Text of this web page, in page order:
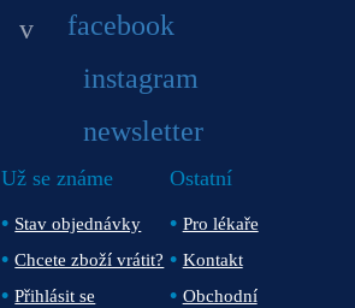
facebook
instagram
newsletter
Už se známe
Stav objednávky
Chcete zboží vrátit?
Přihlásit se
Ostatní
Pro lékaře
Kontakt
Obchodní